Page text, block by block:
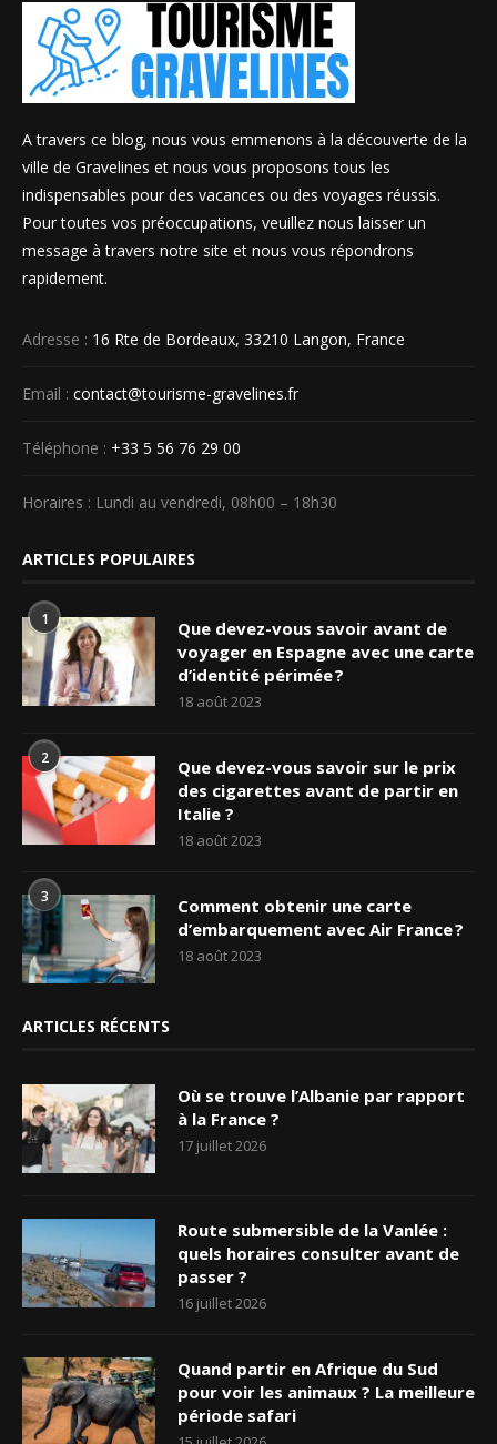
A travers ce blog, nous vous emmenons à la découverte de la
ville de Gravelines et nous vous proposons tous les
indispensables pour des vacances ou des voyages réussis.
Pour toutes vos préoccupations, veuillez nous laisser un
message à travers notre site et nous vous répondrons
rapidement.
Adresse : 16 Rte de Bordeaux, 33210 Langon, France
Email : contact@tourisme-gravelines.fr
Téléphone : +33 5 56 76 29 00
Horaires : Lundi au vendredi, 08h00 – 18h30
ARTICLES POPULAIRES
1
Que devez-vous savoir avant de
voyager en Espagne avec une carte
d’identité périmée ?
18 août 2023
2
Que devez-vous savoir sur le prix
des cigarettes avant de partir en
Italie ?
18 août 2023
3
Comment obtenir une carte
d’embarquement avec Air France ?
18 août 2023
ARTICLES RÉCENTS
Où se trouve l’Albanie par rapport
à la France ?
17 juillet 2026
Route submersible de la Vanlée :
quels horaires consulter avant de
passer ?
16 juillet 2026
Quand partir en Afrique du Sud
pour voir les animaux ? La meilleure
période safari